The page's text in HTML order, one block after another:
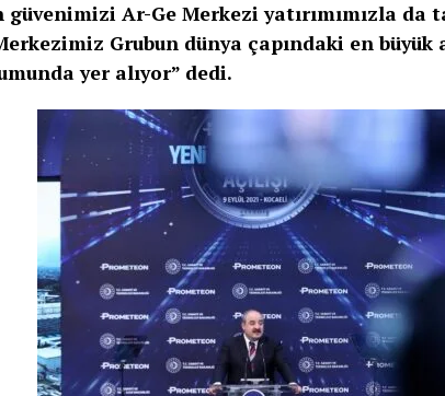
güvenimizi Ar-Ge Merkezi yatırımımızla da
Grubun dünya çapındaki en
yer alıyor” dedi.